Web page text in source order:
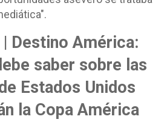
Destino América:
saber sobre las
Estados Unidos
la Copa América